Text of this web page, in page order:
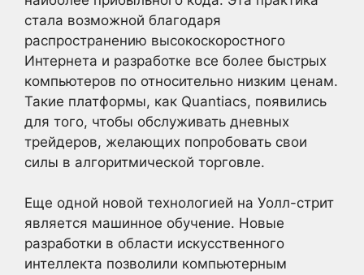
стала возможной благодаря
распространению высокоскоростного
Интернета и разработке все более быстрых
компьютеров по относительно низким ценам.
Такие платформы, как Quantiacs, появились
для того, чтобы обслуживать дневных
трейдеров, желающих попробовать свои
силы в алгоритмической торговле.
Еще одной новой технологией на Уолл-стрит
является машинное обучение. Новые
разработки в области искусственного
интеллекта позволили компьютерным